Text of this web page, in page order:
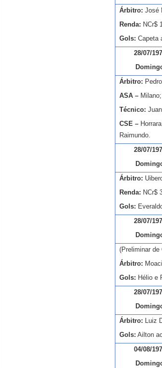
Árbitro: José
Renda: NCr$
Gols: Capeta
28/07/
Árbitro:
ASA –
Técnico:
CSE –
Raimundo.
28/07/
Árbitro:
Renda: NCr$
Gols:
28/07/
(Preliminar de
Árbitro:
Gols: Hélio e
28/07/
Árbitro: Luiz
Gols: Ailton
04/08/